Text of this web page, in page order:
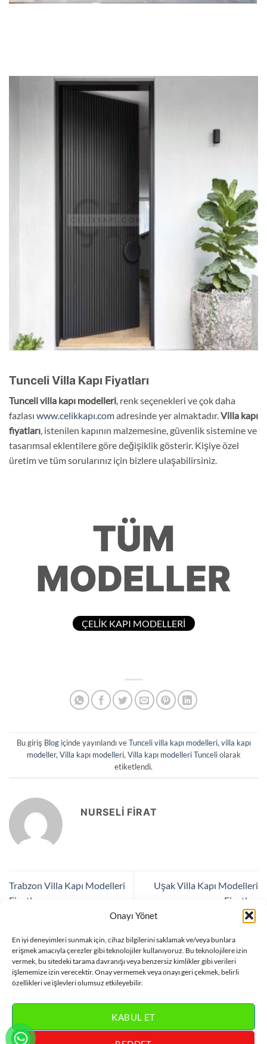
Onayı Yönet
En iyi deneyimleri sunmak için, cihaz bilgilerini saklamak ve/veya bunlara
erişmek amacıyla çerezler gibi teknolojiler kullanıyoruz. Bu teknolojilere izin
vermek, bu sitedeki tarama davranışı veya benzersiz kimlikler gibi verileri
işlememize izin verecektir. Onay vermemek veya onayı geri çekmek, belirli
özellikleri ve işlevleri olumsuz etkileyebilir.
KABUL ET
Tunceli Villa Kapı Fiyatları
Tuncelivilla kapı modelleri, renk seçenekleri ve çok daha
fazlası www.celikkapı.comadresinde yer almaktadır.Villa kapı
fiyatları, istenilen kapının malzemesine, güvenlik sistemine ve
tasarımsal eklentilere göre değişiklik gösterir. Kişiye özel
üretim ve tüm sorularınız için bizlere ulaşabilirsiniz.
TÜM
MODELLER
ÇELİK KAPI MODELLERİ
Bu giriş Blogiçinde yayınlandı veTunceli villa kapı modelleri, villa kapı
modeller, Villa kapı modelleri, Villa kapı modelleri Tunceliolarak
etiketlendi.
NURSELI FIRAT
Trabzon Villa Kapı Modelleri
Fiyatları
Uşak Villa Kapı Modelleri
Fiyatları
Bir yanıt yazın
Yorum yapabilmek içinoturum açmalısınız.